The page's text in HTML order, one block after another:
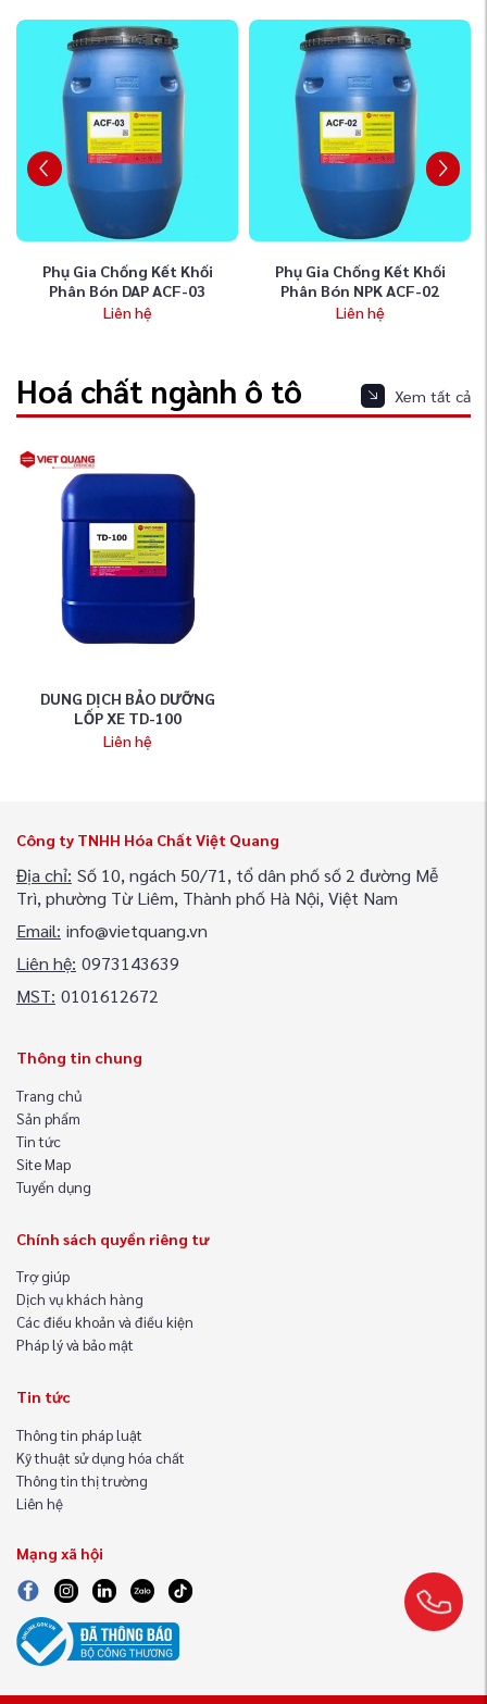
Phụ Gia Chống Kết Khối
Phân Bón DAP ACF-03
Liên hệ
Phụ Gia Chống Kết Khối
Phân Bón NPK ACF-02
Liên hệ
Hoá chất ngành ô tô Xem tất cả
DUNG DỊCH BẢO DƯỠNG
LỐP XE TD-100
Liên hệ
Công ty TNHH Hóa Chất Việt Quang
Địa chỉ: Số 10, ngách 50/71, tổ dân phố số 2 đường Mễ
Trì, phường Từ Liêm, Thành phố Hà Nội, Việt Nam
Email: info@vietquang.vn
Liên hệ: 0973143639
MST: 0101612672
Thông tin chung
Trang chủ
Sản phẩm
Tin tức
Site Map
Tuyển dụng
Chính sách quyền riêng tư
Trợ giúp
Dịch vụ khách hàng
Các điều khoản và điều kiện
Pháp lý và bảo mật
Tin tức
Thông tin pháp luật
Kỹ thuật sử dụng hóa chất
Thông tin thị trường
Liên hệ
Mạng xã hội